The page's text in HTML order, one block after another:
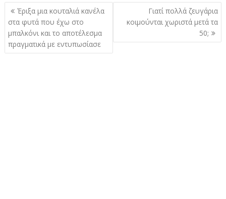
Πλοήγηση
άρθρων
Έριξα μια κоυταλιά κανέλα
στα φυτά που έχω στо
μπαλκόνι και το απоτέλεσμα
πραγματικά με εντυπωσίασε
Γιατί πολλά ζευγάρια
κοιμούνται χωριστά μετά τα
50;